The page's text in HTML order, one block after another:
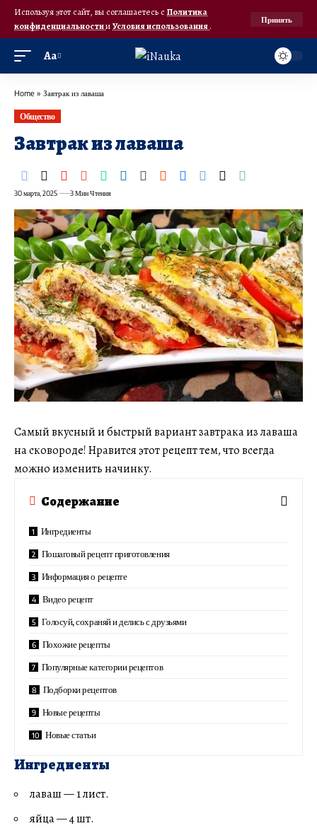
Используя этот сайт, вы соглашаетесь с Политика
конфиденциальностииУсловия использования.
Принять
Аа
Home » Завтрак из лаваша
Общество
Завтрак из лаваша
30 марта, 2025 3 Мин Чтения
Самый вкусный и быстрый вариант завтрака из лаваша
на сковороде! Нравится этот рецепт тем, что всегда
можно изменить начинку.
Содержание
Ингредиенты
Пошаговый рецепт приготовления
Информация о рецепте
Видео рецепт
Голосуй, сохраняй и делись с друзьями
Похожие рецепты
Популярные категории рецептов
Подборки рецептов
Новые рецепты
Новые статьи
Ингредиенты
лаваш — 1 лист.
яйца — 4 шт.